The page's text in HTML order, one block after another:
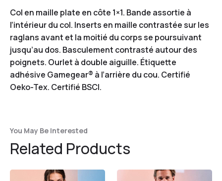
Col en maille plate en côte 1×1. Bande assortie à
l’intérieur du col. Inserts en maille contrastée sur les
raglans avant et la moitié du corps se poursuivant
jusqu’au dos. Basculement contrasté autour des
poignets. Ourlet à double aiguille. Étiquette
adhésive Gamegear® à l’arrière du cou. Certifié
Oeko-Tex. Certifié BSCI.
You May Be Interested
Related Products